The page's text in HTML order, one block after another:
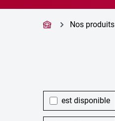
Nos produits
est disponible